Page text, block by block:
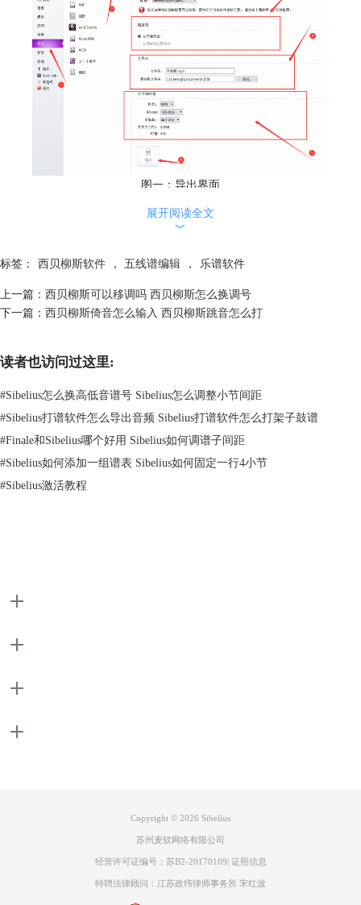
图一：导出界面
二、西贝柳斯音频视频无法导出
如果你在导出音频或视频时遇到了无法导出的问题，可能是由以下原因造
问题一：没有安装或正确配置西贝柳斯的虚拟乐器或音源库，导致乐谱无
法回放或输出音频。
解决方法：在西贝柳斯的中文网站下载并安装相应的虚拟乐器或
框中选择音频引擎选项。
然后在音频音频引擎选项框中选择虚拟乐器和效果文件夹将下载完的虚拟
图三：音频文件夹界面
展开阅读全文
︾
标签： 西贝柳斯软件 ， 五线谱编辑 ， 乐谱软件
上一篇： 西贝柳斯可以移调吗 西贝柳斯怎么换调号
下一篇： 西贝柳斯倚音怎么输入 西贝柳斯跳音怎么打
读者也访问过这里:
#Sibelius怎么换高低音谱号 Sibelius怎么调整小节间距
#Sibelius打谱软件怎么导出音频 Sibelius打谱软件怎么打架子鼓谱
#Finale和Sibelius哪个好用 Sibelius如何调谱子间距
#Sibelius如何添加一组谱表 Sibelius如何固定一行4小节
#Sibelius激活教程
Copyright © 2026 Sibelius
苏州麦软网络有限公司
经营许可证编号：苏B2-20170109 证照信息
特聘法律顾问：江苏政纬律师事务所 宋红波